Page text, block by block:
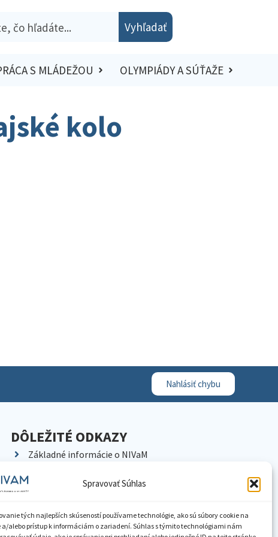
Spravovať Súhlas
tých najlepších skúseností používame technológie, ako sú súbory cookie na
alebo prístup k informáciám o zariadení. Súhlas s týmito technológiami nám
Vyhľadať
S MLÁDEŽOU OLYMPIÁDY A SÚŤAŽE
kolo
Nahlásiť chybu
DÔLEŽITÉ ODKAZY
Základné informácie o NIVaM
Kariéra
Pracoviská NIVaM